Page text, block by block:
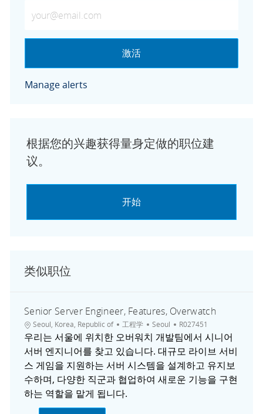
激活
Manage alerts
根据您的兴趣获得量身定做的职位建
议。
开始
类似职位
Senior Server Engineer, Features, Overwatch
位置Seoul, Korea, Republic of 类别
工程学 城市
Seoul 职位ID
R027451
우리는 서울에 위치한 오버워치 개발팀에서 시니어
서버 엔지니어를 찾고 있습니다. 대규모 라이브 서비
스 게임을 지원하는 서버 시스템을 설계하고 유지보
수하며, 다양한 직군과 협업하여 새로운 기능을 구현
하는 역할을 맡게 됩니다.